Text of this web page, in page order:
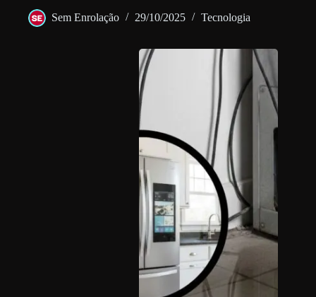
Sem Enrolação 29/10/2025 Tecnologia